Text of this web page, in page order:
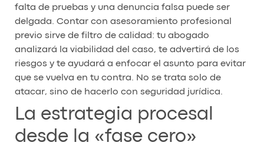
falta de pruebas y una denuncia falsa puede ser
delgada. Contar con asesoramiento profesional
previo sirve de filtro de calidad: tu abogado
analizará la viabilidad del caso, te advertirá de los
riesgos y te ayudará a enfocar el asunto para evitar
que se vuelva en tu contra. No se trata solo de
atacar, sino de hacerlo con seguridad jurídica.
La estrategia procesal
desde la «fase cero»